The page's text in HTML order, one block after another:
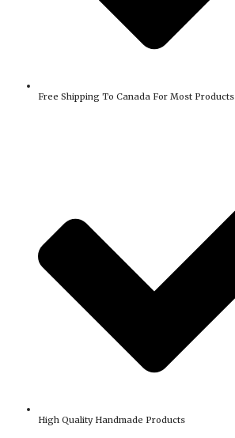
Free Shipping To Canada For Most Products
High Quality Handmade Products